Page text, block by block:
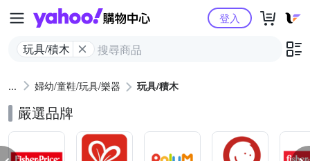
Yahoo購物中心
玩具/積木
登入
婦幼/童鞋/玩具/樂器 玩具/積木
嚴選品牌